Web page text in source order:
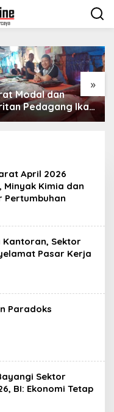
»
Premi Asuransi Diduga
Tak Disetorkan, Ahli
Waris Ancam Gugat PT
April 2026
Minyak Kimia dan
Pertumbuhan
Kantoran, Sektor
Pasar Kerja
Paradoks
Sektor
BI: Ekonomi Tetap